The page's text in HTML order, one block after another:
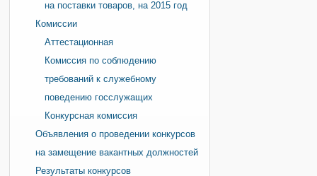
на поставки товаров, на 2015 год
Комиссии
Аттестационная
Комиссия по соблюдению
требований к служебному
поведению госслужащих
Конкурсная комиссия
Объявления о проведении конкурсов
на замещение вакантных должностей
Результаты конкурсов